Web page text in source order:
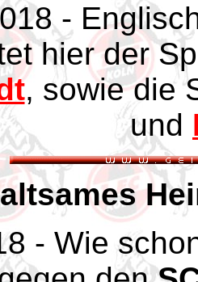
-
hier der
, sowie die
und
- Wie